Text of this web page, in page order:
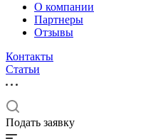
О компании
Партнеры
Отзывы
Контакты
Статьи
Подать заявку